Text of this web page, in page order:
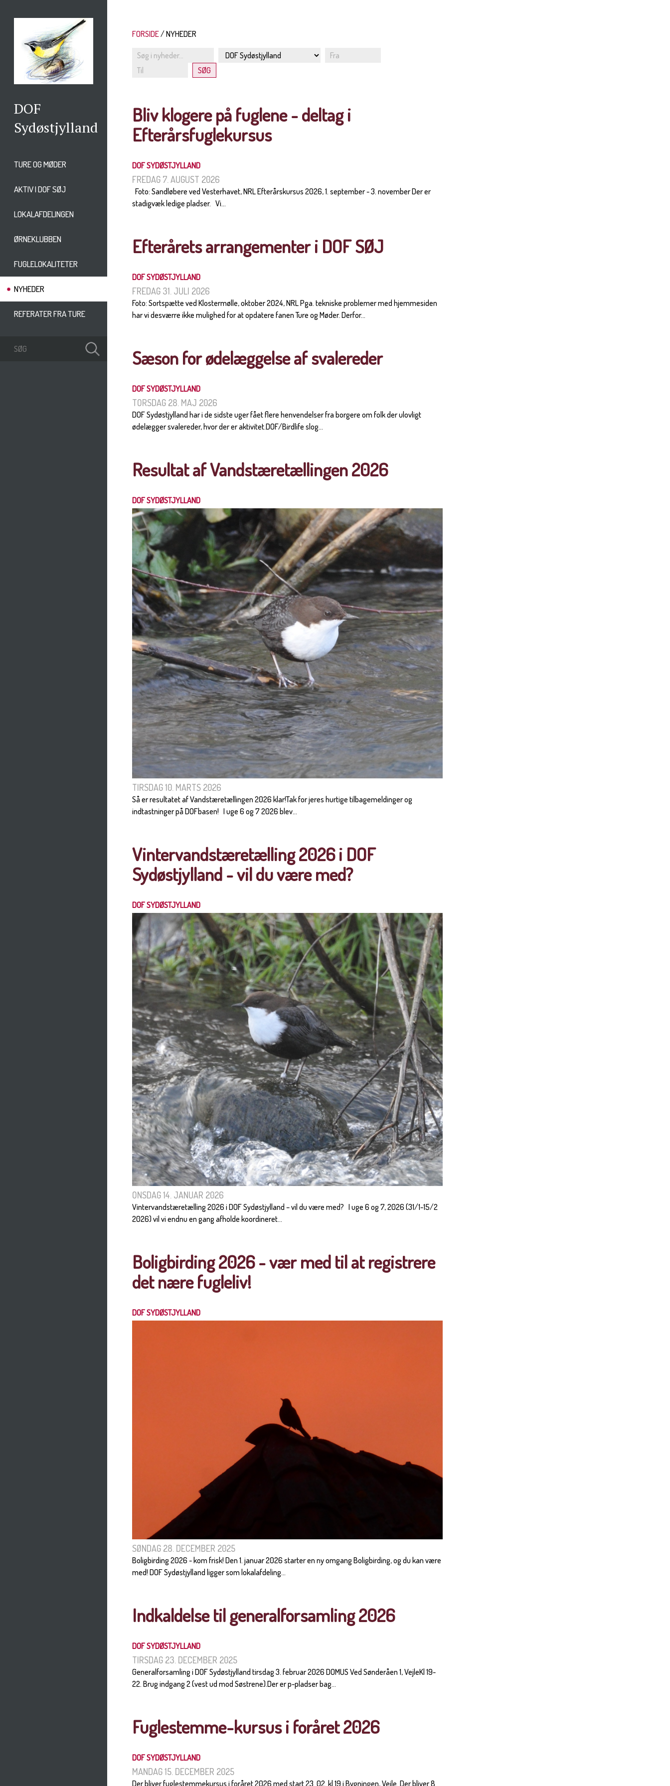
DOF
Sydøstjylland
TURE OG MØDER
AKTIV I DOF SØJ
LOKALAFDELINGEN
ØRNEKLUBBEN
FUGLELOKALITETER
NYHEDER
REFERATER FRA TURE
FORSIDE NYHEDER
Bliv klogere på fuglene - deltag i
Efterårsfuglekursus
DOF SYDØSTJYLLAND
FREDAG 7. AUGUST 2026
Foto: Sandløbere ved Vesterhavet, NRL Efterårskursus 2026, 1. september - 3. november Der er
stadigvæk ledige pladser. Vi...
Efterårets arrangementer i DOF SØJ
DOF SYDØSTJYLLAND
FREDAG 31. JULI 2026
Foto: Sortspætte ved Klostermølle, oktober 2024, NRL Pga. tekniske problemer med hjemmesiden
har vi desværre ikke mulighed for at opdatere fanen Ture og Møder. Derfor...
Sæson for ødelæggelse af svalereder
DOF SYDØSTJYLLAND
TORSDAG 28. MAJ 2026
DOF Sydøstjylland har i de sidste uger fået flere henvendelser fra borgere om folk der ulovligt
ødelægger svalereder, hvor der er aktivitet.DOF/Birdlife slog...
Resultat af Vandstæretællingen 2026
DOF SYDØSTJYLLAND
TIRSDAG 10. MARTS 2026
Så er resultatet af Vandstæretællingen 2026 klar!Tak for jeres hurtige tilbagemeldinger og
indtastninger på DOFbasen! I uge 6 og 7 2026 blev...
Vintervandstæretælling 2026 i DOF
Sydøstjylland - vil du være med?
DOF SYDØSTJYLLAND
ONSDAG 14. JANUAR 2026
Vintervandstæretælling 2026 i DOF Sydøstjylland – vil du være med? I uge 6 og 7, 2026 (31/1-15/2
2026) vil vi endnu en gang afholde koordineret...
Boligbirding 2026 - vær med til at registrere
det nære fugleliv!
DOF SYDØSTJYLLAND
SØNDAG 28. DECEMBER 2025
Boligbirding 2026 - kom frisk! Den 1. januar 2026 starter en ny omgang Boligbirding, og du kan være
med! DOF Sydøstjylland ligger som lokalafdeling...
Indkaldelse til generalforsamling 2026
DOF SYDØSTJYLLAND
TIRSDAG 23. DECEMBER 2025
Generalforsamling i DOF Sydøstjylland tirsdag 3. februar 2026 DOMUS Ved Sønderåen 1, VejleKl 19-
22. Brug indgang 2 (vest ud mod Søstrene).Der er p-pladser bag...
Fuglestemme-kursus i foråret 2026
DOF SYDØSTJYLLAND
MANDAG 15. DECEMBER 2025
Der bliver fuglestemmekursus i foråret 2026 med start 23. 02. kl 19 i Bygningen, Vejle. Der bliver 8